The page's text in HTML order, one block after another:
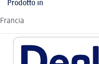
Prodotto in
Francia